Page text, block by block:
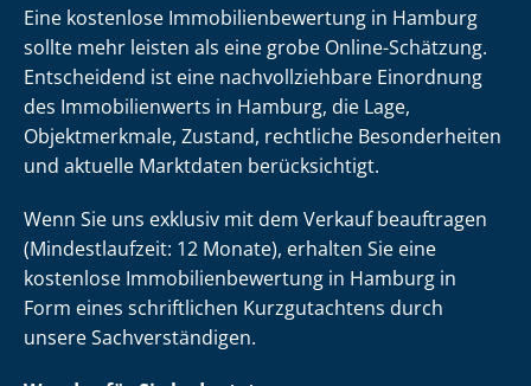
Eine kostenlose Im­mo­bi­li­en­be­wer­tung in Hamburg
sollte mehr leisten als eine grobe Online-Schätzung.
Entscheidend ist eine nach­voll­zieh­ba­re Einordnung
des Immobilienwerts in Hamburg, die Lage,
Objektmerkmale, Zustand, rechtliche Besonderheiten
und aktuelle Marktdaten berücksichtigt.
Wenn Sie uns exklusiv mit dem Verkauf beauftragen
(Mindestlaufzeit: 12 Monate), erhalten Sie eine
kostenlose Im­mo­bi­li­en­be­wer­tung in Hamburg in
Form eines schriftlichen Kurzgutachtens durch
unsere Sach­ver­stän­di­gen.